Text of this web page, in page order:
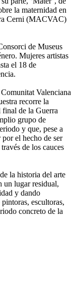
la maternidad en
Cerni (MACVAC)
de Museus
Mujeres artistas
el 18 de
Valenciana
recorre la
final de la Guerra
grupo de
y que, pese a
el hecho de ser
de los cauces
la historia del arte
un lugar residual,
y dando
escultoras,
concreto de la